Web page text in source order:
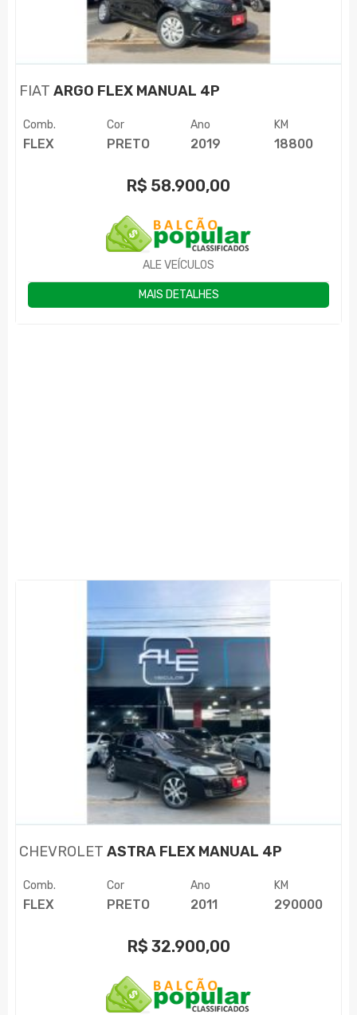
FIAT ARGO FLEX MANUAL 4P
Comb.
FLEX
Cor
PRETO
Ano
2019
KM
18800
R$ 58.900,00
ALE VEÍCULOS
MAIS DETALHES
CHEVROLET ASTRA FLEX MANUAL 4P
Comb.
FLEX
Cor
PRETO
Ano
2011
KM
290000
R$ 32.900,00